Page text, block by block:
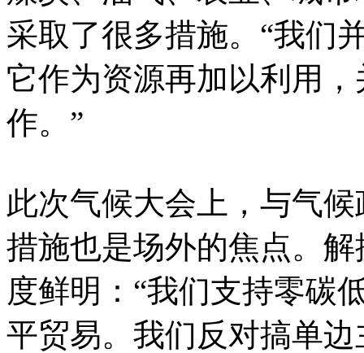
采取了很多措施。“我们
它作为资源再加以利用
作。”
此次气候大会上，与气
措施也是场外的焦点。
度鲜明：“我们支持零碳
平贸易。我们反对搞单